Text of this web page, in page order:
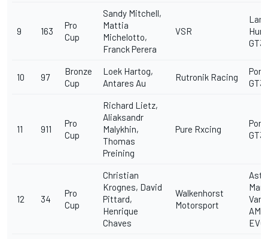
9 163
Pro
Cup
Sandy Mitchell,
Mattia
Michelotto,
Franck Perera
VSR
GT3
10 97
Bronze
Cup
Loek Hartog,
Antares Au
Rutronik Racing
GT3
11 911
Pro
Cup
Richard Lietz,
Aliaksandr
Malykhin,
Thomas
Preining
Pure Rxcing
GT3
12 34
Pro
Cup
Christian
Krognes, David
Pittard,
Henrique
Chaves
Walkenhorst
Motorsport
EVO